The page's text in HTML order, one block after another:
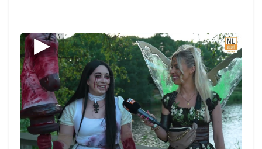
▶